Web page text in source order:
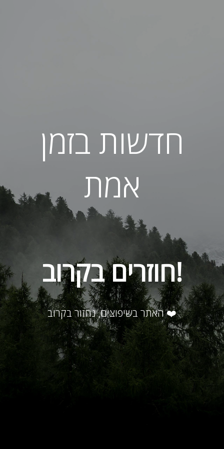
חדשות בזמן
אמת
חוזרים בקרוב!
האתר בשיפוצים, נחזור בקרוב ❤️